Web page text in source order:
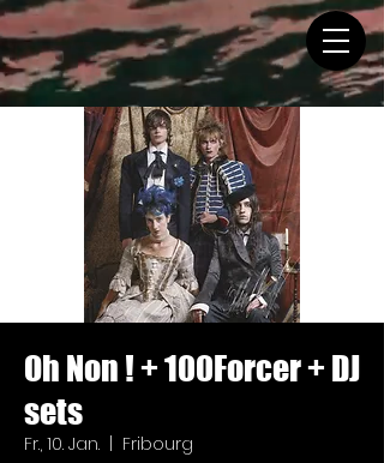
Oh Non ! + 100Forcer + DJ
sets
Fr., 10. Jan. Fribourg